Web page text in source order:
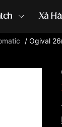
Xả
hồ Orient ...
/ Ogival